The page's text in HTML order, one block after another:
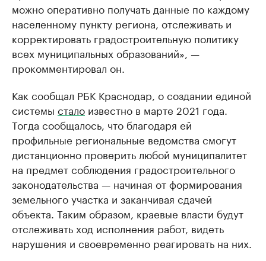
можно оперативно получать данные по каждому
населенному пункту региона, отслеживать и
корректировать градостроительную политику
всех муниципальных образований», —
прокомментировал он.
Как сообщал РБК Краснодар, о создании единой
системы стало известно в марте 2021 года.
Тогда сообщалось, что благодаря ей
профильные региональные ведомства смогут
дистанционно проверить любой муниципалитет
на предмет соблюдения градостроительного
законодательства — начиная от формирования
земельного участка и заканчивая сдачей
объекта. Таким образом, краевые власти будут
отслеживать ход исполнения работ, видеть
нарушения и своевременно реагировать на них.